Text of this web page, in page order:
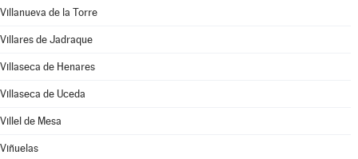
Villanueva de la Torre
Villares de Jadraque
Villaseca de Henares
Villaseca de Uceda
Villel de Mesa
Viñuelas